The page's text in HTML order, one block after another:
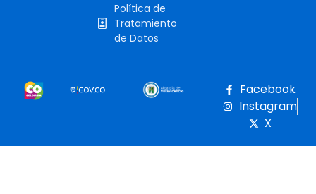
Política de
Tratamiento
de Datos
Facebook
Instagram
X